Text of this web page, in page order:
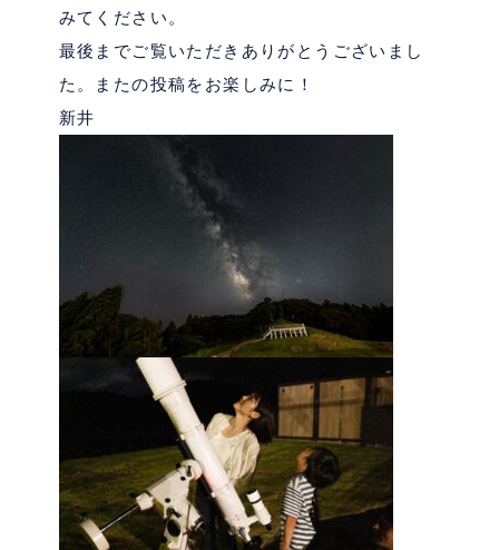
みてください。
最後までご覧いただきありがとうございまし
た。またの投稿をお楽しみに！
新井